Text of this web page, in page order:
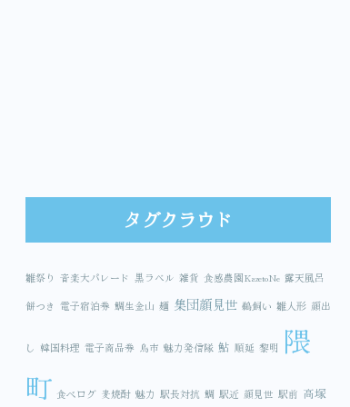
タグクラウド
雛祭り 音楽大パレード 黒ラベル 雑貨 食感農園KazetoNe 露天風呂
餅つき 電子宿泊券 鯛生金山 麺 集団顔見世 鵜飼い 雛人形 顔出
し 韓国料理 電子商品券 鳥市 魅力発信隊 鮎 順延 黎明 隈
町 食べログ 麦焼酎 魅力 駅長対抗 鯛 駅近 顔見世 駅前 高塚